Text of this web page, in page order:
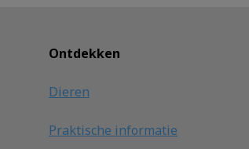
Ontdekken
Dieren
Praktische informatie